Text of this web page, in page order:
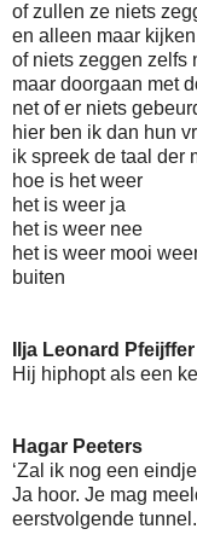
of zullen ze niets
en alleen maar kijken
of niets zeggen zelfs
maar doorgaan met
net of er niets
hier ben ik dan hun
ik spreek de taal der
hoe is het weer
het is weer ja
het is weer nee
het is weer mooi
buiten
Ilja Leonard Pfeijffer
Hij hiphopt als een
Hagar Peeters
‘Zal ik nog een
Ja hoor. Je mag
eerstvolgende